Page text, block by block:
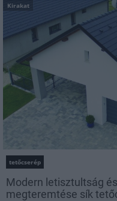
Kirakat
tetőcserép
Modern letisztultság
megteremtése sík